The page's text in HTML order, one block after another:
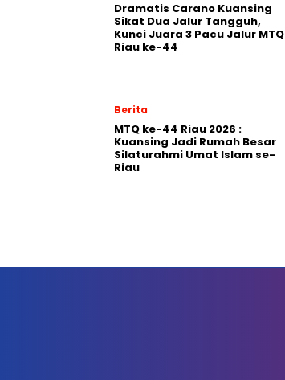
Dramatis Carano Kuansing
Sikat Dua Jalur Tangguh,
Kunci Juara 3 Pacu Jalur MTQ
Riau ke-44
Berita
MTQ ke-44 Riau 2026 :
Kuansing Jadi Rumah Besar
Silaturahmi Umat Islam se-
Riau